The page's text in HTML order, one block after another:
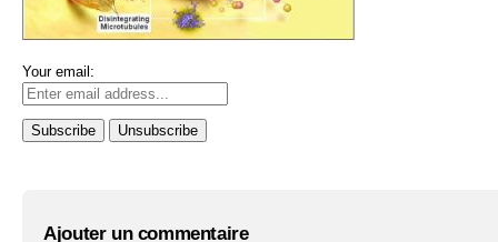
Your email:
Ajouter un commentaire